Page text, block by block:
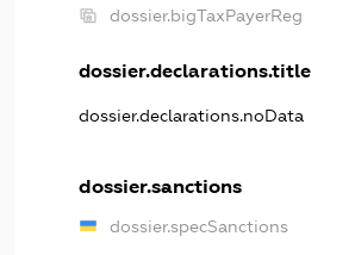
dossier.bigTaxPayerReg
dossier.declarations.title
dossier.declarations.noData
dossier.sanctions
dossier.specSanctions